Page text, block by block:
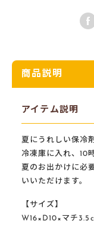
商品説明
アイテム説明
夏にうれしい保冷
冷凍庫に入れ、10
夏のお出かけに必
いいただけます。
【サイズ】
W16×D10×マチ